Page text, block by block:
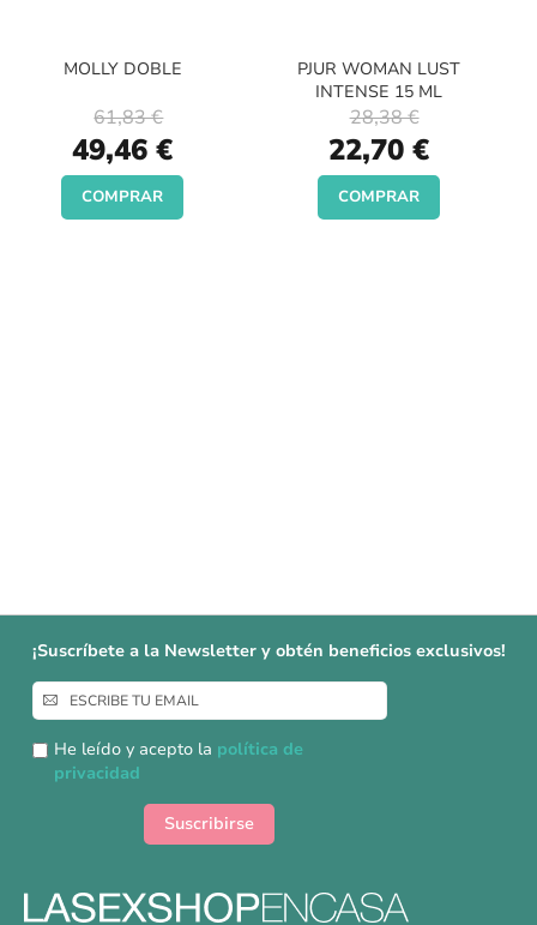
MOLLY DOBLE
Special
Price
49,46 €
61,83 €
COMPRAR
PJUR WOMAN LUST
INTENSE 15 ML
Special
Price
22,70 €
28,38 €
COMPRAR
¡Suscríbete a la Newsletter y obtén beneficios exclusivos!
Inscríbase
a
nuestro
boletín
He leído y acepto la política de
privacidad
Suscribirse